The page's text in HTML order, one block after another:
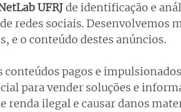
UFRJ de identificação e
redes sociais. Desenvolvemos
e o conteúdo destes anúncios.
pagos e
para vender soluções e
ilegal e causar danos